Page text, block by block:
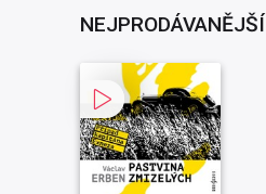
NEJPRODÁVANĚJŠÍ